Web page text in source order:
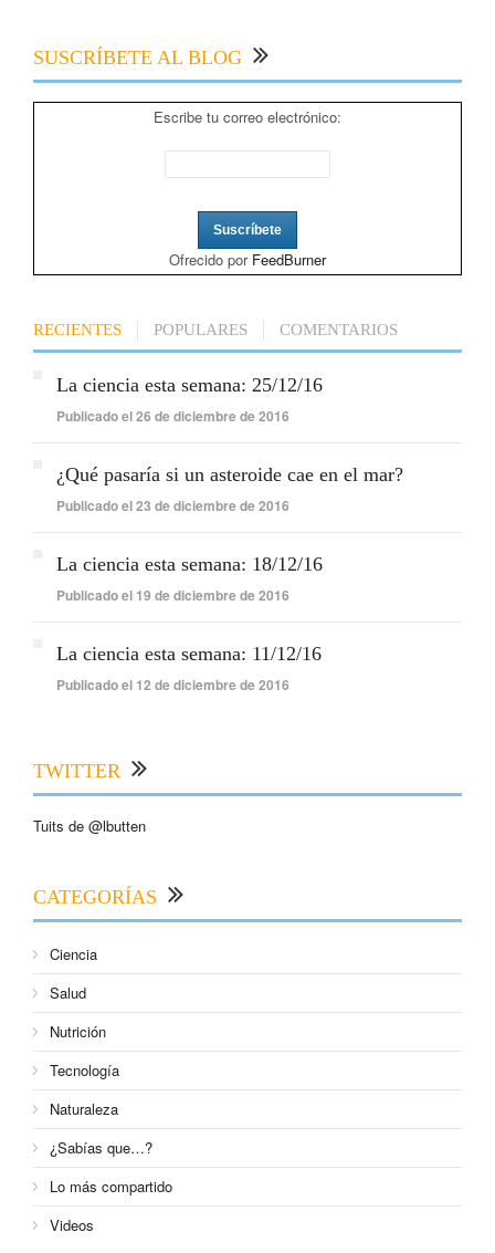
SUSCRÍBETE AL BLOG
Escribe tu correo electrónico:
Ofrecido por FeedBurner
RECIENTES POPULARES COMENTARIOS
La ciencia esta semana: 25/12/16
Publicado el 26 de diciembre de 2016
¿Qué pasaría si un asteroide cae en el mar?
Publicado el 23 de diciembre de 2016
La ciencia esta semana: 18/12/16
Publicado el 19 de diciembre de 2016
La ciencia esta semana: 11/12/16
Publicado el 12 de diciembre de 2016
TWITTER
Tuits de @lbutten
CATEGORÍAS
Ciencia
Salud
Nutrición
Tecnología
Naturaleza
¿Sabías que…?
Lo más compartido
Videos